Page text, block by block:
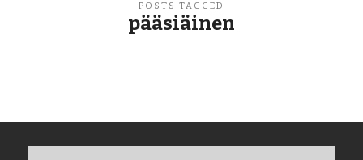
POSTS TAGGED
pääsiäinen